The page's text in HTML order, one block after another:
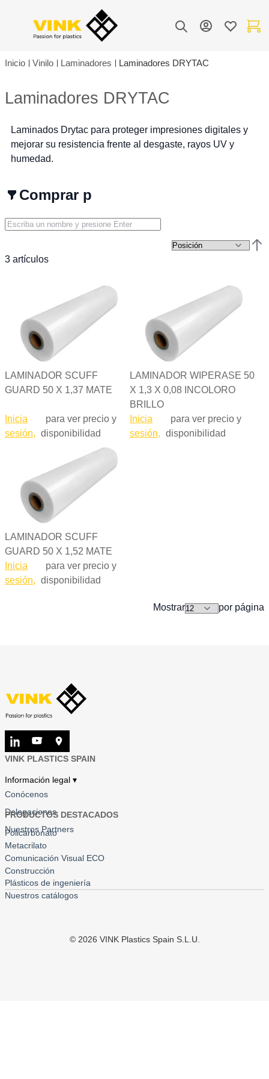
Lista de
Mi cuenta Mi
Inicio Vinilo Laminadores Laminadores DRYTAC
Laminadores DRYTAC
Laminados Drytac para proteger impresiones digitales y
mejorar su resistencia frente al desgaste, rayos UV y
humedad.
Comprar por
3 artículos
LAMINADOR SCUFF
GUARD 50 X 1,37 MATE
Inicia
sesión,
para ver precio y
disponibilidad
LAMINADOR WIPERASE 50
X 1,3 X 0,08 INCOLORO
BRILLO
Inicia
sesión,
para ver precio y
disponibilidad
LAMINADOR SCUFF
GUARD 50 X 1,52 MATE
Inicia
sesión,
para ver precio y
disponibilidad
Mostrar por página
VINK PLASTICS SPAIN
Información legal ▾
Conócenos
Delegaciones
Nuestros Partners
PRODUCTOS DESTACADOS
Policarbonato
Metacrilato
Comunicación Visual ECO
Construcción
Plásticos de ingeniería
Nuestros catálogos
© 2026 VINK Plastics Spain S.L.U.